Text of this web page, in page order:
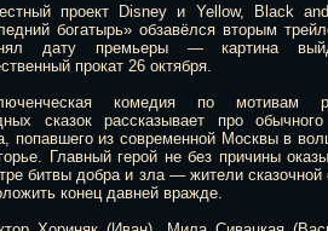
проект Disney и Yellow, Black
богатырь» обзавёлся вторым
дату премьеры — картина
прокат 26 октября.
комедия по мотивам
сказок рассказывает про
попавшего из современной Москвы в
Главный герой не без причины
битвы добра и зла — жители сказочной
конец давней вражде.